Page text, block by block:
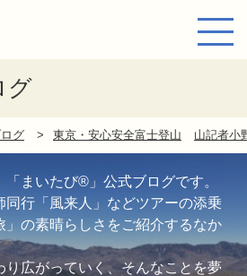
グ
グ 東京・安心安全富士登山 山記者小
まいたび®」公式ブログです。
同行「風来人」などツアーの添乗
」の素晴らしさをご紹介するなか
り広がっていく、そんなことを夢